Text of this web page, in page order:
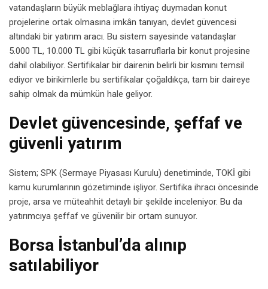
vatandaşların büyük meblağlara ihtiyaç duymadan konut
projelerine ortak olmasına imkân tanıyan, devlet güvencesi
altındaki bir yatırım aracı. Bu sistem sayesinde vatandaşlar
5.000 TL, 10.000 TL gibi küçük tasarruflarla bir konut projesine
dahil olabiliyor. Sertifikalar bir dairenin belirli bir kısmını temsil
ediyor ve birikimlerle bu sertifikalar çoğaldıkça, tam bir daireye
sahip olmak da mümkün hale geliyor.
Devlet güvencesinde, şeffaf ve
güvenli yatırım
Sistem; SPK (Sermaye Piyasası Kurulu) denetiminde, TOKİ gibi
kamu kurumlarının gözetiminde işliyor. Sertifika ihracı öncesinde
proje, arsa ve müteahhit detaylı bir şekilde inceleniyor. Bu da
yatırımcıya şeffaf ve güvenilir bir ortam sunuyor.
Borsa İstanbul’da alınıp
satılabiliyor